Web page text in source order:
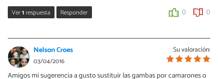
Ver1respuesta Responder 0 0
08/04/2016
Hola Enrique, gracias por tu comentario, cuando realices la pasta
alfredo, no olvides compartir la foto del plato final.
Su valoración:
Nelson Croes
03/04/2016
Amigos mi sugerencia a gusto sustituir las gambas por camarones o